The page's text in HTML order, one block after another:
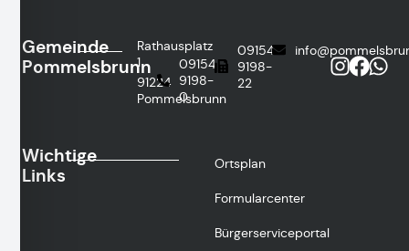
Gemeinde
Pommelsbrunn
Rathausplatz
1
91224
Pommelsbrunn
09154
9198-
0
09154
9198-
22
Wichtige
Links
Ortsplan
Formularcenter
Bürgerserviceportal